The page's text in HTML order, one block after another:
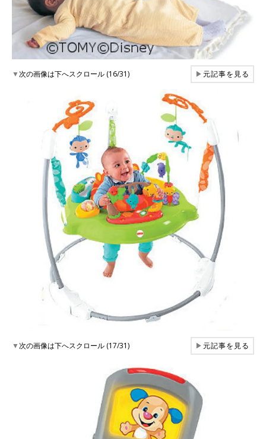
▼次の画像は下へスクロール (16/31) ▶元記事を見る
▼次の画像は下へスクロール (17/31) ▶元記事を見る